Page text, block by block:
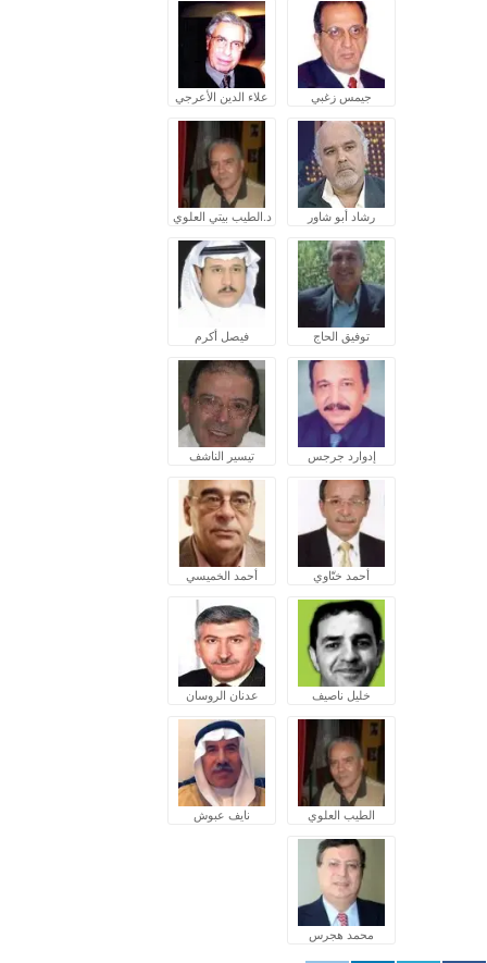
جيمس زغبي علاء الدين الأعرجي
رشاد أبو شاور د.الطيب بيتي العلوي
توفيق الحاج فيصل أكرم
إدوارد جرجس تيسير الناشف
أحمد ختّاوي أحمد الخميسي
خليل ناصيف عدنان الروسان
الطيب العلوي نايف عبوش
محمد هجرس